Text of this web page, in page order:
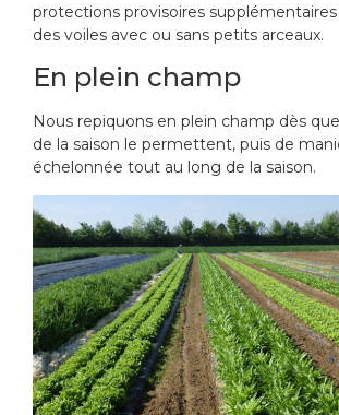
protections provisoires
des voiles avec ou sans petits arceaux.
En plein champ
Nous repiquons en plein champ dès
de la saison le permettent, puis de
échelonnée tout au long de la saison.